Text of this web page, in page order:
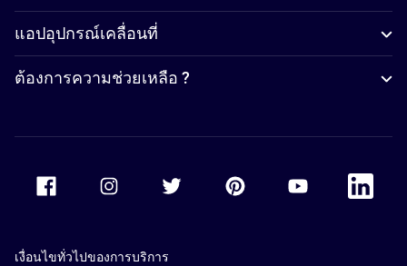
แอปอุปกรณ์เคลื่อนที่
ต้องการความช่วยเหลือ ?
Accor Facebook Accor TwitterAccor PinterestAccor Youtube
Accor
เงื่อนไขทั่วไปของการบริการ